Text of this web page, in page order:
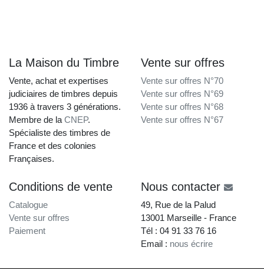
La Maison du Timbre
Vente, achat et expertises
judiciaires de timbres depuis
1936 à travers 3 générations.
Membre de la CNEP.
Spécialiste des timbres de
France et des colonies
Françaises.
Vente sur offres
Vente sur offres N°70
Vente sur offres N°69
Vente sur offres N°68
Vente sur offres N°67
Conditions de vente
Catalogue
Vente sur offres
Paiement
Nous contacter
49, Rue de la Palud
13001 Marseille - France
Tél : 04 91 33 76 16
Email : nous écrire